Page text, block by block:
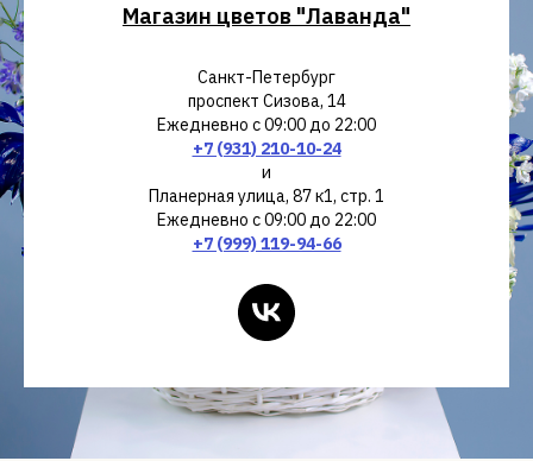
Магазин цветов "Лаванда"
Санкт-Петербург
проспект Сизова, 14
Ежедневно с 09:00 до 22:00
+7 (931) 210-10-24
и
Планерная улица, 87 к1, стр. 1
Ежедневно с 09:00 до 22:00
+7 (999) 119-94-66